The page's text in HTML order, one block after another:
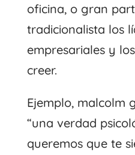
oficina, o gran
tradicionalista los
empresariales y
creer.
Ejemplo, malcolm
“una verdad
queremos que te